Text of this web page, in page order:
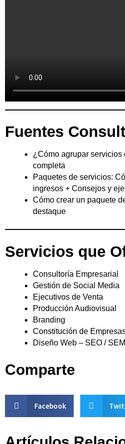
Fuentes
¿Cómo agrupar
completa
Paquetes de servicios:
ingresos + Consejos y
Cómo crear un paquete
destaque
Servicios que
Consultoría Empresarial
Gestión de Social Media
Ejecutivos de Venta
Producción Audiovisual
Branding
Constitución de
Diseño Web – SEO / SEM
Comparte
Facebook